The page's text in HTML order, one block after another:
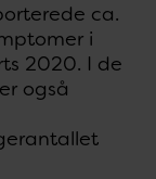
ca.
i
2020. I de
også